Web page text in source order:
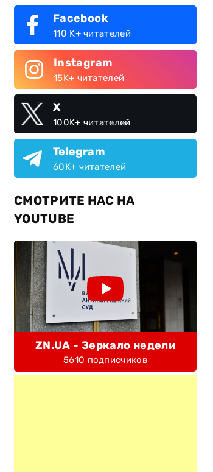
Facebook
110 K+ читателей
Instagram
15K+ читателей
X
100K+ читателей
Telegram
60K+ читателей
СМОТРИТЕ НАС НА
YOUTUBE
ZN.UA - Зеркало недели
5610 подписчиков